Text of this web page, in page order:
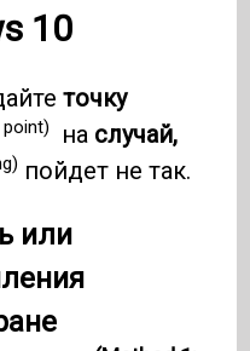
10
точку
на случай,
пойдет не так.
или